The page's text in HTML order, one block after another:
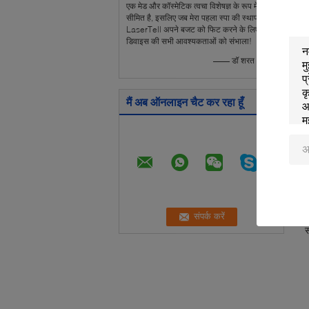
एक मेड और कॉस्मेटिक त्वचा विशेषज्ञ के रूप में, समय
सीमित है, इसलिए जब मेरा पहला स्पा की स्थापना,
LaserTell अपने बजट को फिट करने के लिए
डिवाइस की सभी आवश्यकताओं को संभाला!
—— डॉ शरत - भारत
मैं अब ऑनलाइन चैट कर रहा हूँ